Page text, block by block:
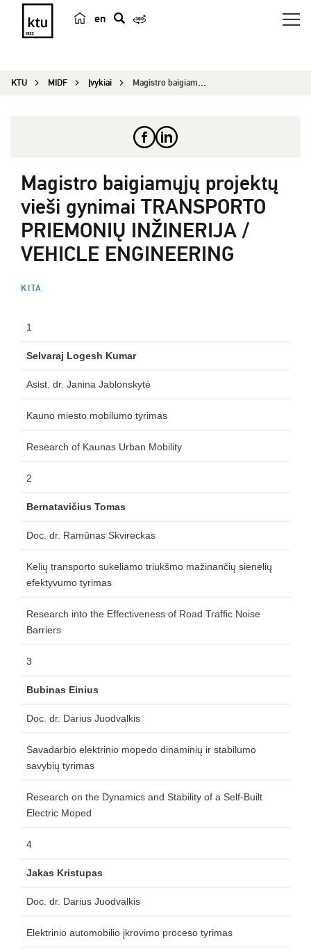
en
e
KTU MIDF Įvykiai Magistro baigiamųjų projektų vieši gynimai TRANS...
Magistro baigiamųjų projektų
vieši gynimai TRANSPORTO
PRIEMONIŲ INŽINERIJA /
VEHICLE ENGINEERING
KITA
1
Selvaraj Logesh Kumar
Asist. dr. Janina Jablonskytė
Kauno miesto mobilumo tyrimas
Research of Kaunas Urban Mobility
2
Bernatavičius Tomas
Doc. dr. Ramūnas Skvireckas
Kelių transporto sukeliamo triukšmo mažinančių sienelių
efektyvumo tyrimas
Research into the Effectiveness of Road Traffic Noise
Barriers
3
Bubinas Einius
Doc. dr. Darius Juodvalkis
Savadarbio elektrinio mopedo dinaminių ir stabilumo
savybių tyrimas
Research on the Dynamics and Stability of a Self-Built
Electric Moped
4
Jakas Kristupas
Doc. dr. Darius Juodvalkis
Elektrinio automobilio įkrovimo proceso tyrimas